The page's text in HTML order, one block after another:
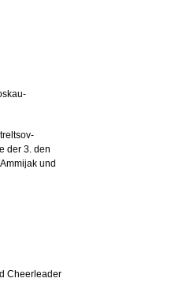
der 3. den
und
Cheerleader